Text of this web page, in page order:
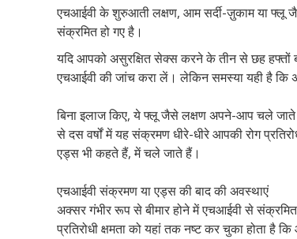
एचआईवी के शुरुआती लक्षण, आम सर्दी-ज़ुकाम या फ्लू
संक्रमित हो गए है।
यदि आपको असुरक्षित सेक्स करने के तीन से छह हफ्तों
एचआईवी की जांच करा लें। लेकिन समस्या यही है
बिना इलाज किए, ये फ्लू जैसे लक्षण अपने-आप चले
से दस वर्षों में यह संक्रमण धीरे-धीरे आपकी रोग
एड्स भी कहते हैं, में चले जाते हैं।
एचआईवी संक्रमण या एड्स की बाद की अवस्थाएं
अक्सर गंभीर रूप से बीमार होने में एचआईवी से
प्रतिरोधी क्षमता को यहां तक नष्ट कर चुका होता